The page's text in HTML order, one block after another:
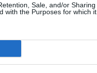
Sale, and/or Sharing
with the Purposes for which it